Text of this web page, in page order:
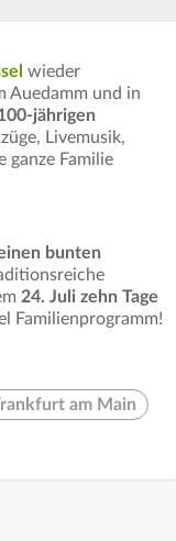
wieder
Auedamm und in
jährigen
Livemusik,
ganze Familie
bunten
24. Juli zehn Tage
Familienprogramm!
am Main